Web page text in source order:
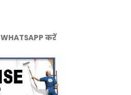
करें